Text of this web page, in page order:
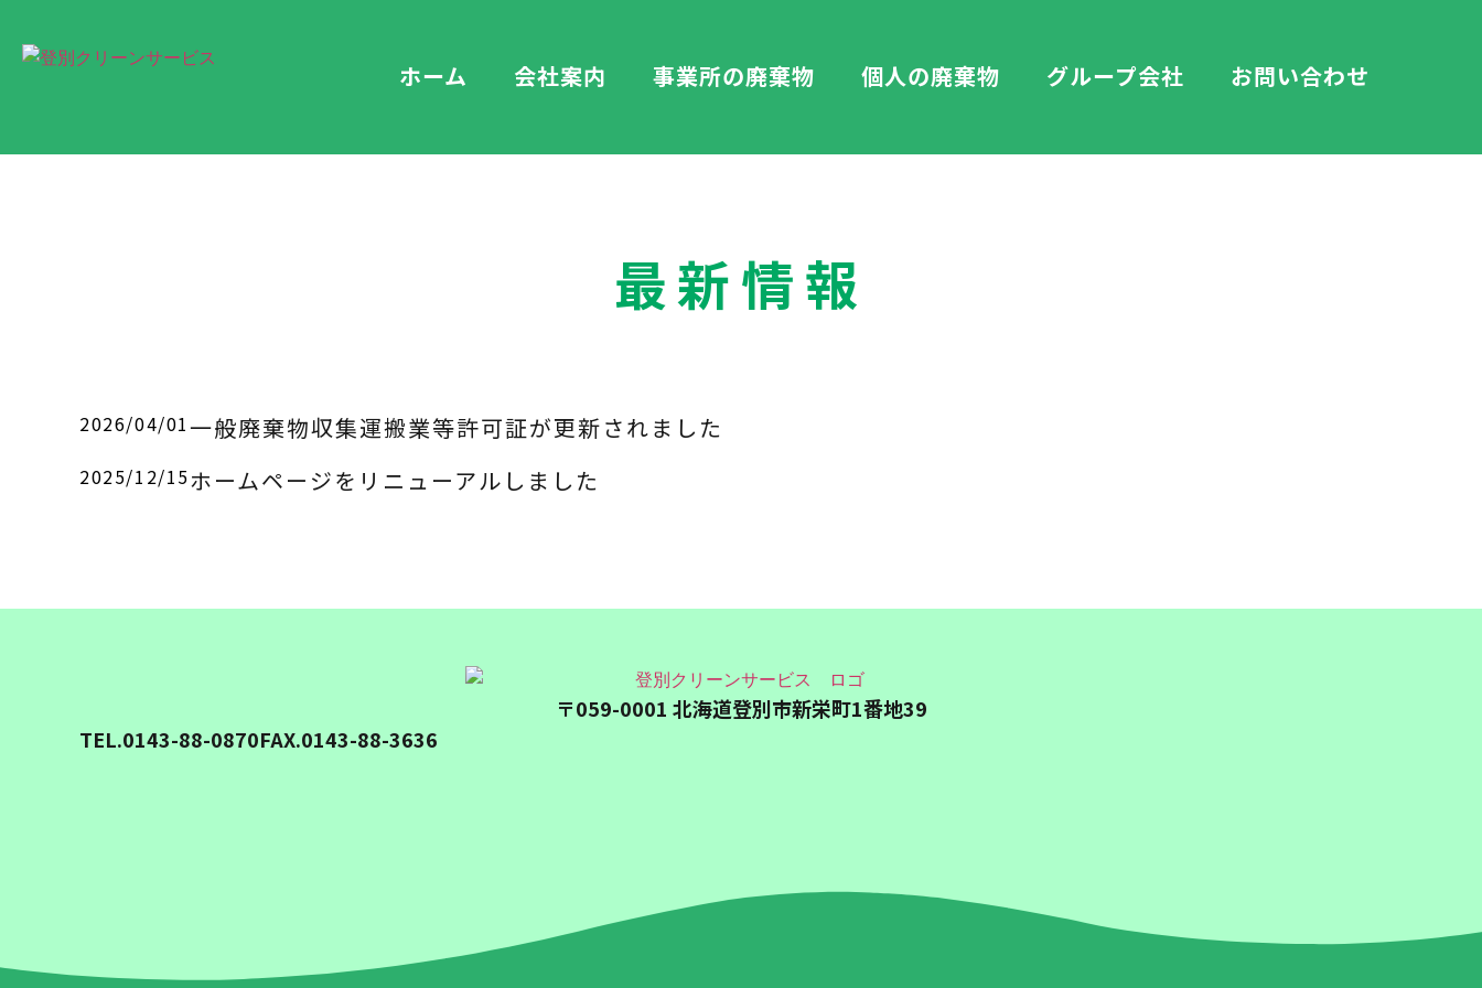
ホーム 会社案内 事業所の廃棄物 個人の廃棄物 グループ会社 お問い合わせ
最新情報
2026/04/01一般廃棄物収集運搬業等許可証が更新されました
2025/12/15ホームページをリニューアルしました
〒059-0001 北海道登別市新栄町1番地39
TEL.0143-88-0870FAX.0143-88-3636